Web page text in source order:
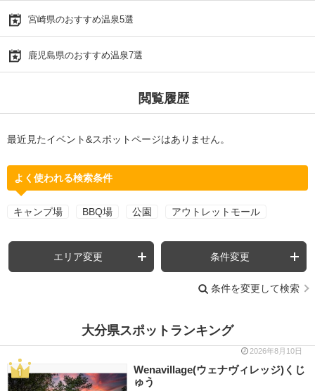
宮崎県のおすすめ温泉5選
鹿児島県のおすすめ温泉7選
閲覧履歴
最近見たイベント&スポットページはありません。
よく使われる検索条件
キャンプ場 BBQ場 公園 アウトレットモール
エリア変更 条件変更
条件を変更して検索
大分県スポットランキング
2026年8月10日
Wenavillage(ウェナヴィレッジ)くじ
ゅう